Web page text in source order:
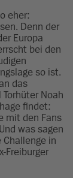
eher:
Denn der
Europa
bei den
so ist.
das
Noah
findet:
mit den Fans
was sagen
in
Freiburger